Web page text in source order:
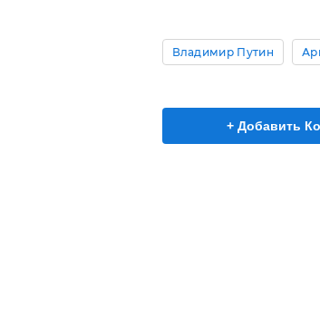
Владимир Путин
+ Добавить